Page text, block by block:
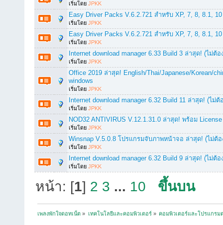
เริ่มโดย JPKK
Easy Driver Packs V.6.2.721 สำหรับ XP, 7, 8, 8.1,
เริ่มโดย JPKK
Easy Driver Packs V.6.2.721 สำหรับ XP, 7, 8, 8.1,
เริ่มโดย JPKK
Internet download manager 6.33 Build 3 ล่าสุด! (ไม่ต้อ
เริ่มโดย JPKK
Office 2019 ล่าสุด! English/Thai/Japanese/Korean/
windows
เริ่มโดย JPKK
Internet download manager 6.32 Build 11 ล่าสุด! (ไม่ต้
เริ่มโดย JPKK
NOD32 ANTIVIRUS V.12.1.31.0 ล่าสุด! พร้อม
เริ่มโดย JPKK
Winsnap V.5.0.8 โปรแกรมจับภาพหน้าจอ ล่าสุด! (ไม่ต้อ
เริ่มโดย JPKK
Internet download manager 6.32 Build 9 ล่าสุด! (ไม่ต้อ
เริ่มโดย JPKK
หน้า: [1] 2 3 ... 10 ขึ้นบน
เพลงพักใจดอทเน็ต » เทคโนโลยีและคอมพิวเตอร์» คอมพิวเตอร์และโปรแกรม